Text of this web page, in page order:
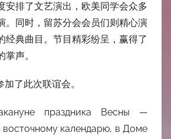
安排了文艺演出，欧美同学会众多
。同时，留苏分会会员们则精心演
经典曲目。节目精彩纷呈，赢得了
声。
了此次联谊会。
праздника Весны —
восточному календарю, в Доме